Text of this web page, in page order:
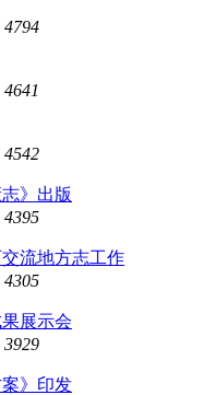
》出版
流地方志工作
展示会
》印发